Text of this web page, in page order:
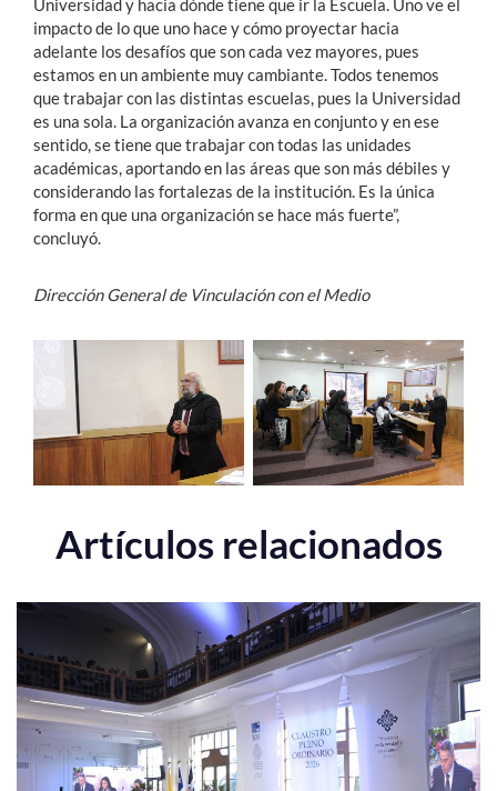
Universidad y hacia dónde tiene que ir la Escuela. Uno ve el
impacto de lo que uno hace y cómo proyectar hacia
adelante los desafíos que son cada vez mayores, pues
estamos en un ambiente muy cambiante. Todos tenemos
que trabajar con las distintas escuelas, pues la Universidad
es una sola. La organización avanza en conjunto y en ese
sentido, se tiene que trabajar con todas las unidades
académicas, aportando en las áreas que son más débiles y
considerando las fortalezas de la institución. Es la única
forma en que una organización se hace más fuerte”,
concluyó.
Dirección General de Vinculación con el Medio
Artículos relacionados